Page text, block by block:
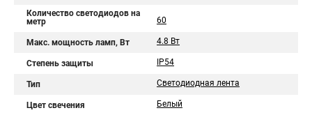
Количество светодиодов на
метр
60
Макс. мощность ламп, Вт 4.8 Вт
Степень защиты IP54
Тип Светодиодная лента
Цвет свечения Белый